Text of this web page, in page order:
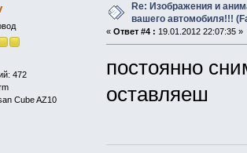
472
Cube AZ10
Re: Изображения и
вашего автомобиля!!!
« Ответ #4 : 19.01.2012 22:07:35 »
постоянно
оставляеш